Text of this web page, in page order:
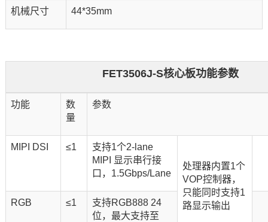
机械尺寸 44*35mm
FET3506J-S核心板功能参数
功能
数
量
参数
MIPI DSI ≤1
支持1个2-lane
MIPI 显示串行接
口，1.5Gbps/Lane
处理器内置1个
VOP控制器，
只能同时支持1
路显示输出
RGB ≤1
支持RGB888 24
位，最大支持至